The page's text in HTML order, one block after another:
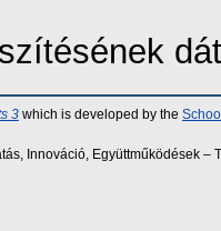
3 which is developed by the
Innováció, Együttműködések